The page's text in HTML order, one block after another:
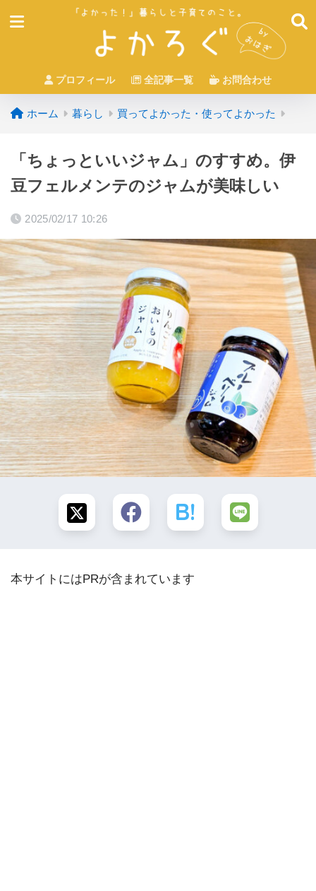
プロフィール 全記事一覧 お問合わせ
ホーム 暮らし 買ってよかった・使ってよかった
「ちょっといいジャム」のすすめ。伊
豆フェルメンテのジャムが美味しい
2025/02/17 10:26
本サイトにはPRが含まれています